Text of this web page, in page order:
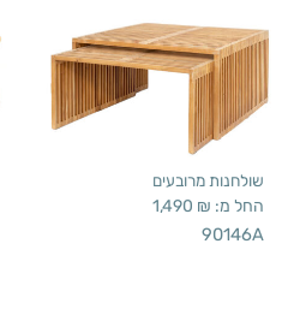
שולחנות מרובעים
החל מ: 1,490 ₪
90146A